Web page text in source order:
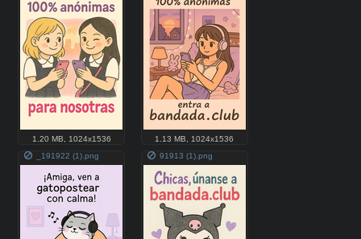
1.20 MB 1024x1536 1.13 MB
1024x1536
_191922 (1).png
91913 (1).png